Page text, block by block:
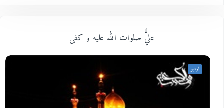
عليٌّ صلوات الله عليه و كفى
اوديو